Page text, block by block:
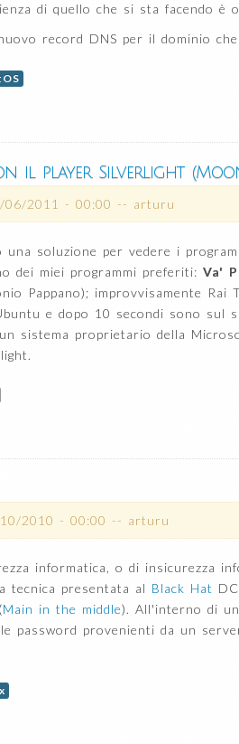
di quello che si sta facendo è
record DNS per il dominio
il player Silverlight
06/2011 - 00:00 -- arturu
una soluzione per vedere i
dei miei programmi preferiti: Va'
Pappano); improvvisamente Rai
e dopo 10 secondi sono sul
sistema proprietario della
2010 - 00:00 -- arturu
informatica, o di insicurezza
tecnica presentata al Black Hat
Main in the middle). All'interno di
password provenienti da un